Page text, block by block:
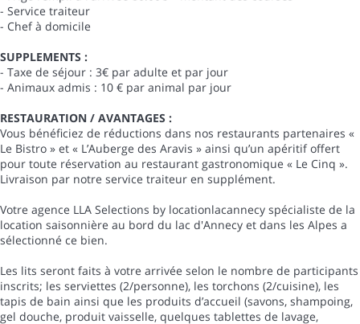
- Service traiteur
- Chef à domicile
SUPPLEMENTS :
- Taxe de séjour : 3€ par adulte et par jour
- Animaux admis : 10 € par animal par jour
RESTAURATION / AVANTAGES :
Vous bénéficiez de réductions dans nos restaurants partenaires «
Le Bistro » et « L’Auberge des Aravis » ainsi qu’un apéritif offert
pour toute réservation au restaurant gastronomique « Le Cinq ».
Livraison par notre service traiteur en supplément.
Votre agence LLA Selections by locationlacannecy spécialiste de la
location saisonnière au bord du lac d'Annecy et dans les Alpes a
sélectionné ce bien.
Les lits seront faits à votre arrivée selon le nombre de participants
inscrits; les serviettes (2/personne), les torchons (2/cuisine), les
tapis de bain ainsi que les produits d’accueil (savons, shampoing,
gel douche, produit vaisselle, quelques tablettes de lavage,